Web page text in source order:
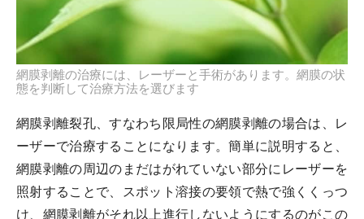
網膜剥離の治療には、レーザーと手術があります。網膜の状
態を判断して治療方法を選びます
網膜剥離裂孔、すなわち限局性の網膜剥離の場合は、レ
ーザーで治療することになります。簡単に説明すると、
網膜剥離の周辺のまだはがれていない部分にレーザーを
照射することで、スポット溶接の要領で熱で強くくっつ
け、網膜剥離がそれ以上進行しないようにするのがこの